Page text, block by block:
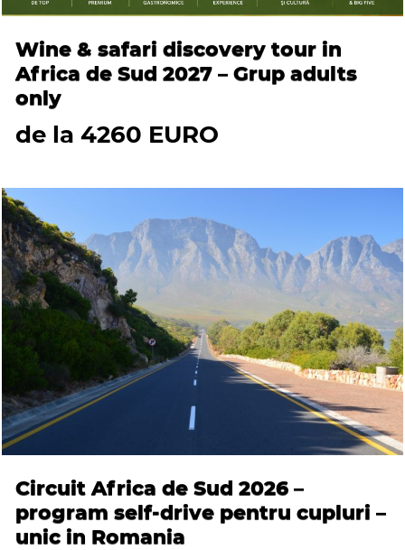
Wine & safari discovery tour in
Africa de Sud 2027 – Grup adults
only
de la 4260 EURO
Circuit Africa de Sud 2026 –
program self-drive pentru cupluri –
unic in Romania